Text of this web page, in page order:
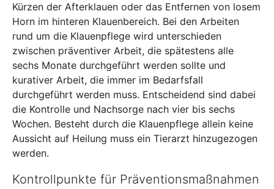
Kürzen der Afterklauen oder das Entfernen von losem
Horn im hinteren Klauenbereich. Bei den Arbeiten
rund um die Klauenpflege wird unterschieden
zwischen präventiver Arbeit, die spätestens alle
sechs Monate durchgeführt werden sollte und
kurativer Arbeit, die immer im Bedarfsfall
durchgeführt werden muss. Entscheidend sind dabei
die Kontrolle und Nachsorge nach vier bis sechs
Wochen. Besteht durch die Klauenpflege allein keine
Aussicht auf Heilung muss ein Tierarzt hinzugezogen
werden.
Kontrollpunkte für Präventionsmaßnahmen